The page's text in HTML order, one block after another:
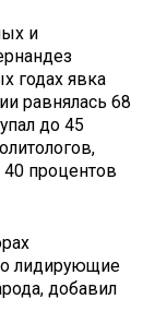
и
годах явка
равнялась 68
до 45
процентов
лидирующие
добавил